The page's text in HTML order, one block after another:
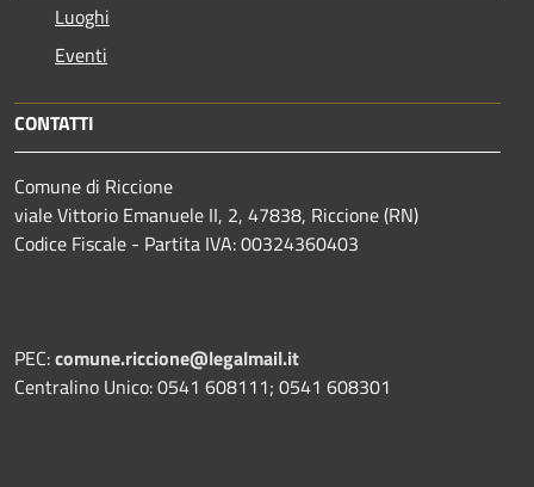
Luoghi
Eventi
CONTATTI
Comune di Riccione
viale Vittorio Emanuele II, 2, 47838, Riccione (RN)
Codice Fiscale - Partita IVA: 00324360403
PEC:comune.riccione@legalmail.it
Centralino Unico: 0541 608111; 0541 608301